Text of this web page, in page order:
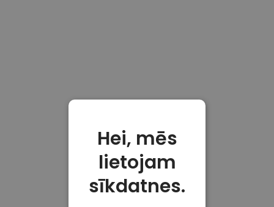
Hei, mēs
lietojam
sīkdatnes.